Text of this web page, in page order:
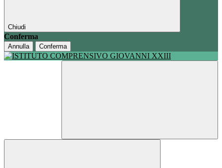
Chiudi
Conferma
Annulla Conferma